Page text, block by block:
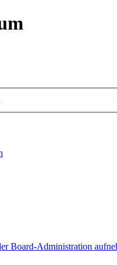
Board-Administration